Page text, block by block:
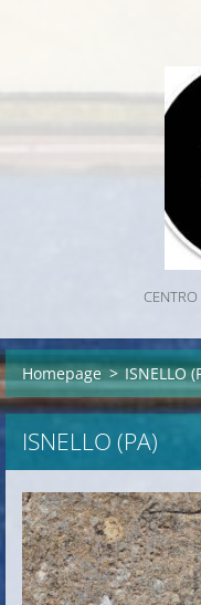
Homepage > ISNELLO
ISNELLO (PA)